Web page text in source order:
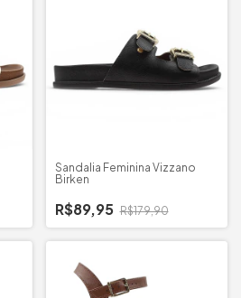
Sandalia Feminina Vizzano
Birken
R$89,95 R$179,90